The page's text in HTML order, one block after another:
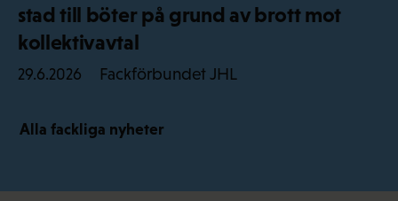
stad till böter på grund av brott mot
kollektivavtal
29.6.2026 Fackförbundet JHL
Alla fackliga nyheter